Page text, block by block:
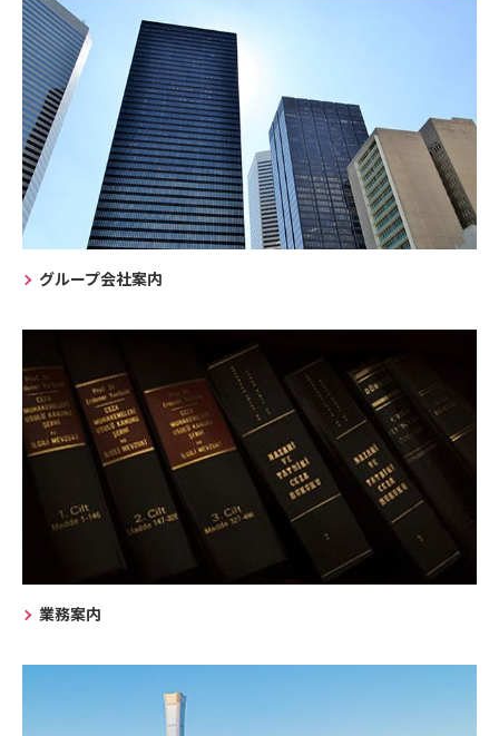
グループ会社案内
業務案内